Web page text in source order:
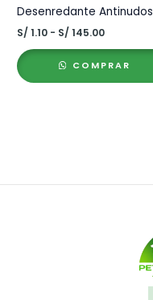
Desenredante Antinudos
S/ 1.10 - S/ 145.00Rango
desde
S/ 1.10
COMPRAR